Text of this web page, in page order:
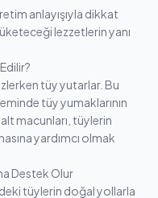
anlayışıyla dikkat
lezzetlerin yanı
tüy yutarlar. Bu
tüy yumaklarının
macunları, tüylerin
yardımcı olmak
Destek Olur
tüylerin doğal yollarla